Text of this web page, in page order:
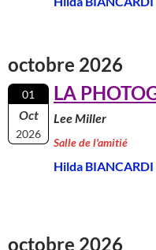
octobre 2026
01
Oct
2026
LA
Lee Miller
Salle de l'amitié
Hilda BIANCARDI
octobre 2026